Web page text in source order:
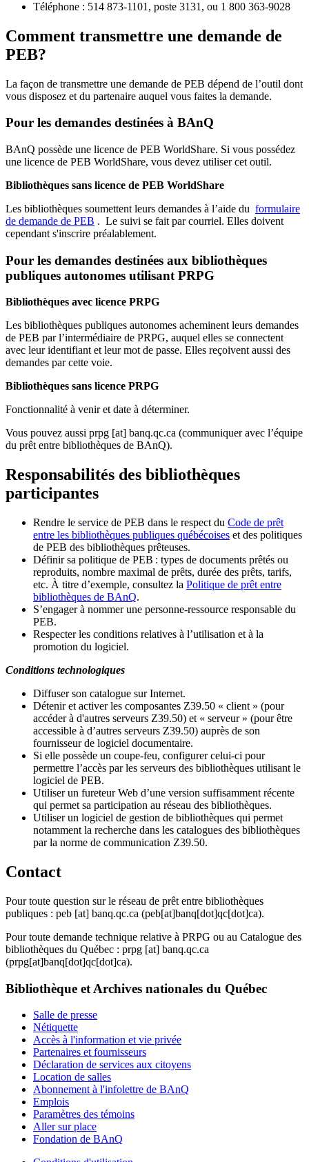
Téléphone : 514 873-1101, poste 3131, ou 1 800 363-9028
Comment transmettre une demande de
PEB?
La façon de transmettre une demande de PEB dépend de l’outil dont
vous disposez et du partenaire auquel vous faites la demande.
Pour les demandes destinées à BAnQ
BAnQ possède une licence de PEB WorldShare. Si vous possédez
une licence de PEB WorldShare, vous devez utiliser cet outil.
Bibliothèques sans licence de PEB WorldShare
Les bibliothèques soumettent leurs demandes à l’aide du formulaire
de demande de PEB . Le suivi se fait par courriel. Elles doivent
cependant s'inscrire préalablement.
Pour les demandes destinées aux bibliothèques
publiques autonomes utilisant PRPG
Bibliothèques avec licence PRPG
Les bibliothèques publiques autonomes acheminent leurs demandes
de PEB par l’intermédiaire de PRPG, auquel elles se connectent
avec leur identifiant et leur mot de passe. Elles reçoivent aussi des
demandes par cette voie.
Bibliothèques sans licence PRPG
Fonctionnalité à venir et date à déterminer.
Vous pouvez aussi prpg [at] banq.qc.ca (communiquer avec l’équipe
du prêt entre bibliothèques de BAnQ).
Responsabilités des bibliothèques
participantes
Rendre le service de PEB dans le respect du Code de prêt
entre les bibliothèques publiques québécoises et des politiques
de PEB des bibliothèques prêteuses.
Définir sa politique de PEB : types de documents prêtés ou
reproduits, nombre maximal de prêts, durée des prêts, tarifs,
etc. À titre d’exemple, consultez la Politique de prêt entre
bibliothèques de BAnQ.
S’engager à nommer une personne-ressource responsable du
PEB.
Respecter les conditions relatives à l’utilisation et à la
promotion du logiciel.
Conditions technologiques
Diffuser son catalogue sur Internet.
Détenir et activer les composantes Z39.50 « client » (pour
accéder à d'autres serveurs Z39.50) et « serveur » (pour être
accessible à d’autres serveurs Z39.50) auprès de son
fournisseur de logiciel documentaire.
Si elle possède un coupe-feu, configurer celui-ci pour
permettre l’accès par les serveurs des bibliothèques utilisant le
logiciel de PEB.
Utiliser un fureteur Web d’une version suffisamment récente
qui permet sa participation au réseau des bibliothèques.
Utiliser un logiciel de gestion de bibliothèques qui permet
notamment la recherche dans les catalogues des bibliothèques
par la norme de communication Z39.50.
Contact
Pour toute question sur le réseau de prêt entre bibliothèques
publiques : peb [at] banq.qc.ca (peb[at]banq[dot]qc[dot]ca).
Pour toute demande technique relative à PRPG ou au Catalogue des
bibliothèques du Québec : prpg [at] banq.qc.ca
(prpg[at]banq[dot]qc[dot]ca).
Bibliothèque et Archives nationales du Québec
Salle de presse
Nétiquette
Accès à l'information et vie privée
Partenaires et fournisseurs
Déclaration de services aux citoyens
Location de salles
Abonnement à l'infolettre de BAnQ
Emplois
Paramètres des témoins
Aller sur place
Fondation de BAnQ